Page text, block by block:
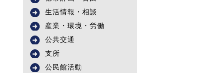
生活情報・相談
産業・環境・労働
公共交通
支所
公民館活動